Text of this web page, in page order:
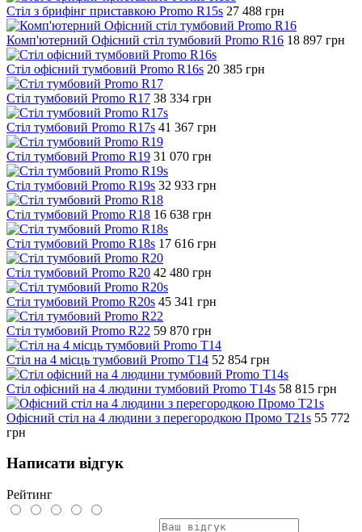
Стіл з брифінг приставкою Promo R15s 27 488 грн
Комп'ютерний Офісний стіл тумбовий Promo R16 18 897 грн
Стіл офісний тумбовий Promo R16s 20 385 грн
Стіл тумбовий Promo R17 38 334 грн
Стіл тумбовий Promo R17s 41 367 грн
Стіл тумбовий Promo R19 31 070 грн
Стіл тумбовий Promo R19s 32 933 грн
Стіл тумбовий Promo R18 16 638 грн
Стіл тумбовий Promo R18s 17 616 грн
Стіл тумбовий Promo R20 42 480 грн
Стіл тумбовий Promo R20s 45 341 грн
Стіл тумбовий Promo R22 59 870 грн
Стіл на 4 місць тумбовий Promo T14 52 854 грн
Стіл офісний на 4 людини тумбовий Promo T14s 58 815 грн
Офісний стіл на 4 людини з перегородкою Промо T21s 55 772
грн
Написати відгук
Рейтинг